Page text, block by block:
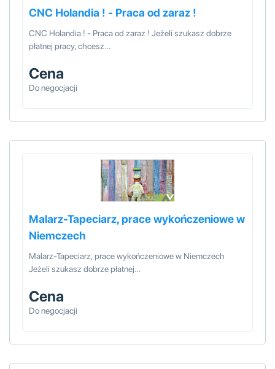
CNC Holandia ! - Praca od zaraz !
CNC Holandia ! - Praca od zaraz ! Jeżeli szukasz dobrze
płatnej pracy, chcesz…
Cena
Do negocjacji
Malarz-Tapeciarz, prace wykończeniowe w
Niemczech
Malarz-Tapeciarz, prace wykończeniowe w Niemczech
Jeżeli szukasz dobrze płatnej…
Cena
Do negocjacji